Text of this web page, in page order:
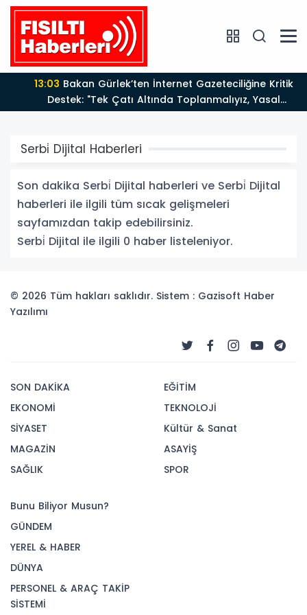
13:03Bakan Gürlek’ten İnternet Gazeteciliğine Kritik
Destek: "Tek Çatı Altında Toplanmalıyız, Yasal
Düzenlemeye Hazırız"
Serbi̇ Dijital Haberleri
Son dakika Serbi̇ Dijital haberleri ve Serbi̇ Dijital
haberleri ile ilgili tüm sıcak gelişmeleri
sayfamızdan takip edebilirsiniz.
Serbi̇ Dijital ile ilgili 0 haber listeleniyor.
© 2026 Tüm hakları saklıdır. Sistem : Gazisoft Haber
Yazılımı
SON DAKİKA
EKONOMİ
SİYASET
MAGAZİN
SAĞLIK
EĞİTİM
TEKNOLOJİ
Kültür & Sanat
ASAYİŞ
SPOR
Bunu Biliyor Musun?
GÜNDEM
YEREL & HABER
DÜNYA
PERSONEL & ARAÇ TAKİP
SİSTEMİ